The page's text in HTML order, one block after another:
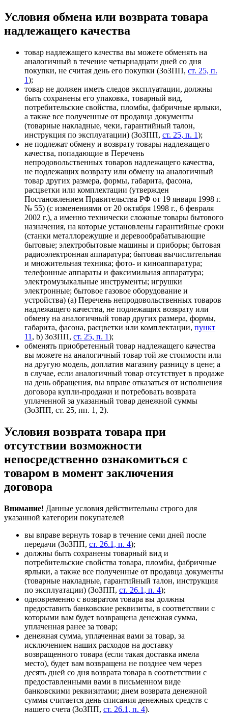
Условия обмена или возврата товара
надлежащего качества
товар надлежащего качества вы можете обменять на
аналогичный в течение четырнадцати дней со дня
покупки, не считая день его покупки (ЗоЗПП, ст. 25, п.
1);
товар не должен иметь следов эксплуатации, должны
быть сохранены его упаковка, товарный вид,
потребительские свойства, пломбы, фабричные ярлыки,
а также все полученные от продавца документы
(товарные накладные, чеки, гарантийный талон,
инструкция по эксплуатации) (ЗоЗПП, ст. 25, п. 1);
не подлежат обмену и возврату товары надлежащего
качества, попадающие в Перечень
непродовольственных товаров надлежащего качества,
не подлежащих возврату или обмену на аналогичный
товар других размера, формы, габарита, фасона,
расцветки или комплектации (утвержден
Постановлением Правительства РФ от 19 января 1998 г.
№ 55) (с изменениями от 20 октября 1998 г., 6 февраля
2002 г.), а именно технически сложные товары бытового
назначения, на которые установлены гарантийные сроки
(станки металлорежущие и деревообрабатывающие
бытовые; электробытовые машины и приборы; бытовая
радиоэлектронная аппаратура; бытовая вычислительная
и множительная техника; фото- и киноаппаратура;
телефонные аппараты и факсимильная аппаратура;
электромузыкальные инструменты; игрушки
электронные; бытовое газовое оборудование и
устройства) (a) Перечень непродовольственных товаров
надлежащего качества, не подлежащих возврату или
обмену на аналогичный товар других размера, формы,
габарита, фасона, расцветки или комплектации, пункт
11 , b) ЗоЗПП, ст. 25, п. 1);
обменять приобретенный товар надлежащего качества
вы можете на аналогичный товар той же стоимости или
на другую модель, доплатив магазину разницу в цене; а
в случае, если аналогичный товар отсутствует в продаже
на день обращения, вы вправе отказаться от исполнения
договора купли-продажи и потребовать возврата
уплаченной за указанный товар денежной суммы
(ЗоЗПП, ст. 25, пп. 1, 2).
Условия возврата товара при
отсутствии возможности
непосредственно ознакомиться с
товаром в момент заключения
договора
Внимание! Данные условия действительны строго для
указанной категории покупателей
вы вправе вернуть товар в течение семи дней после
передачи (ЗоЗПП, ст. 26.1, п. 4);
должны быть сохранены товарный вид и
потребительские свойства товара, пломбы, фабричные
ярлыки, а также все полученные от продавца документы
(товарные накладные, гарантийный талон, инструкция
по эксплуатации) (ЗоЗПП, ст. 26.1, п. 4);
одновременно с возвратом товара вы должны
предоставить банковские реквизиты, в соответствии с
которыми вам будет возвращена денежная сумма,
уплаченная ранее за товар;
денежная сумма, уплаченная вами за товар, за
исключением наших расходов на доставку
возвращенного товара (если такая доставка имела
место), будет вам возвращена не позднее чем через
десять дней со дня возврата товара в соответствии с
предоставленными вами в письменном виде
банковскими реквизитами; днем возврата денежной
суммы считается день списания денежных средств с
нашего счета (ЗоЗПП, ст. 26.1, п. 4).